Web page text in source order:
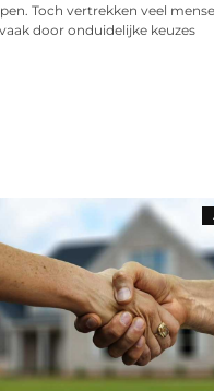
Toch vertrekken veel
door onduidelijke keuzes